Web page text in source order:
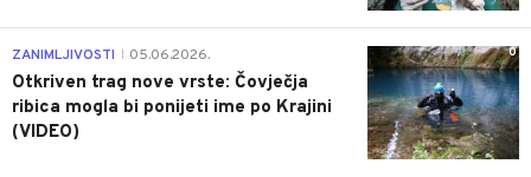
0
ZANIMLJIVOSTI 05.06.2026.
Otkriven trag nove vrste: Čovječja
ribica mogla bi ponijeti ime po Krajini
(VIDEO)